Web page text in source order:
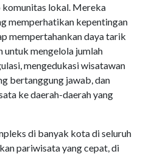
lokal. Mereka
memperhatikan kepentingan
mempertahankan daya tarik
untuk mengelola jumlah
mengedukasi wisatawan
bertanggung jawab, dan
ke daerah-daerah yang
di banyak kota di seluruh
pariwisata yang cepat, di